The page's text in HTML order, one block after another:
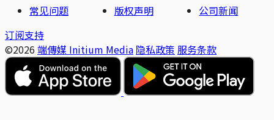
常见问题
版权声明
公司新闻
订阅支持
©2026 端傳媒 Initium Media 隐私政策 服务条款